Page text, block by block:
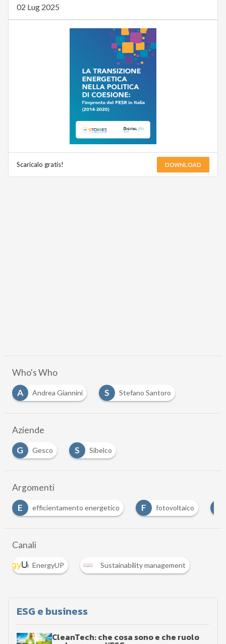
02 Lug 2025
Scaricalo gratis! DOWNLOAD
Who's Who
A
Andrea Giannini S Stefano Santoro
Aziende
G
Gesco S Sibelco
Argomenti
energetico F fotovoltaico S Sviluppo sostenibile
Canali
EnergyUP Sustainability management
ESG e business
CleanTech: che cosa sono e che ruolo